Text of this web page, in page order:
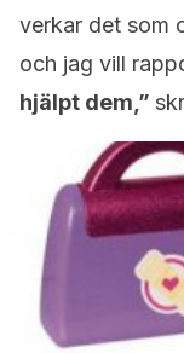
verkar det som
och jag vill
hjälpt dem,”